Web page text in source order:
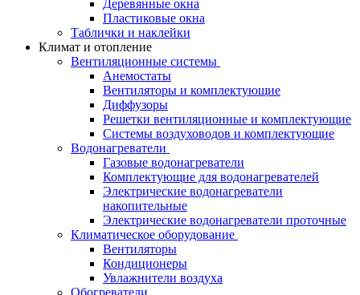
Деревянные окна
Пластиковые окна
Таблички и наклейки
Климат и отопление
Вентиляционные системы
Анемостаты
Вентиляторы и комплектующие
Диффузоры
Решетки вентиляционные и комплектующие
Системы воздуховодов и комплектующие
Водонагреватели
Газовые водонагреватели
Комплектующие для водонагревателей
Электрические водонагреватели
накопительные
Электрические водонагреватели проточные
Климатическое оборудование
Вентиляторы
Кондиционеры
Увлажнители воздуха
Обогреватели